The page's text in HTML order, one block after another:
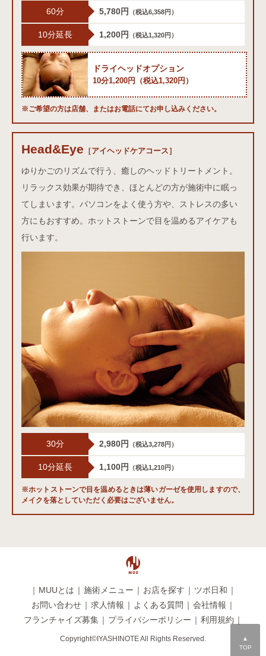
60分 5,780円 （税込6,358円）
10分延長 1,200円 （税込1,320円）
ドライヘッドオプション
10分1,200円（税込1,320円）
※ご希望の方は店舗、またはお電話にてお申し込みください。
アイヘッドケアコース
Head&Eye ［アイヘッドケアコース］
ゆりかごのリズムで行う、癒しのヘッドトリートメント。
リラックス効果が期待でき、ほとんどの方が施術中に眠っ
てしまいます。パソコンをよく使う方や、ストレスの多い
方にもおすすめ。ホットストーンで目を温めるアイケアも
行います。
30分 2,980円 （税込3,278円）
10分延長 1,100円 （税込1,210円）
※ホットストーンで目を温めるときは薄いガーゼを使用しますので、
メイクを落としていただく必要はございません。
▲
TOP
｜ MUUとは ｜ 施術メニュー ｜ お店を探す ｜ ツボ日和 ｜
お問い合わせ ｜ 求人情報 ｜ よくある質問 ｜ 会社情報 ｜
フランチャイズ募集 ｜ プライバシーポリシー ｜ 利用規約 ｜
Copyright©IYASHINOTE All Rights Reserved.